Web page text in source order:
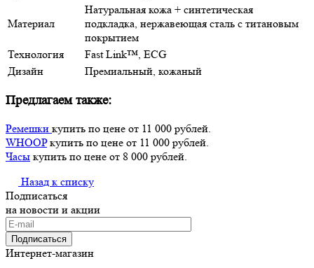
Материал
Натуральная кожа + синтетическая
подкладка, нержавеющая сталь с титановым
покрытием
Технология
Fast Link™, ECG
Дизайн
Премиальный, кожаный
Предлагаем также:
Ремешки купить по цене от 11 000 рублей.
WHOOPкупить по цене от 11 000 рублей.
Часы купить по цене от 8 000 рублей.
Назад к списку
Подписаться
на новости и акции
Подписаться
Интернет-магазин